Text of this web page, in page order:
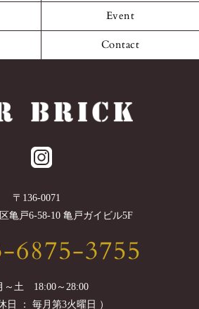
Event
Contact
〒 136-0071
亀戸6-58-10 亀戸ガイビル5F
6875-3755
～土 18:00～28:00
日 ： 毎月第3火曜日 ）